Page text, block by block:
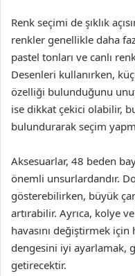
Renk seçimi de şıklık
renkler genellikle daha
pastel tonları ve canlı
Desenleri kullanırken,
özelliği bulunduğunu
ise dikkat çekici olabilir,
bulundurarak seçim
Aksesuarlar, 48 beden
önemli unsurlardandır.
gösterebilirken, büyük
artırabilir. Ayrıca, kolye
havasını değiştirmek
dengesini iyi ayarlamak,
getirecektir.